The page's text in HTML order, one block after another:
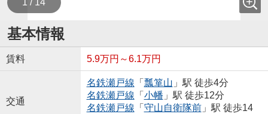
1 / 14
基本情報
賃料 5.9万円～6.1万円
交通
名鉄瀬戸線 「 瓢箪山 」駅 徒歩4分
名鉄瀬戸線 「 小幡 」駅 徒歩12分
名鉄瀬戸線 「 守山自衛隊前」駅 徒歩14